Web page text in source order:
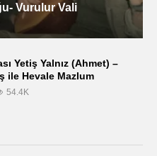
Vurulur Vali
Yetiş Yalnız (Ahmet) –
ile Hevale Mazlum
54.4K